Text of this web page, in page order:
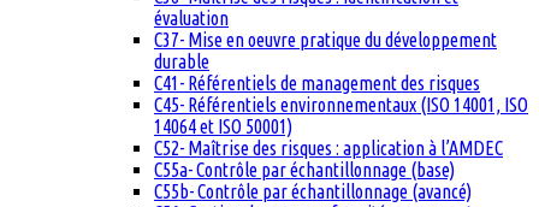
évaluation
C37- Mise en oeuvre pratique du développement
durable
C41- Référentiels de management des risques
C45- Référentiels environnementaux (ISO 14001, ISO
14064 et ISO 50001)
C52- Maîtrise des risques : application à l’AMDEC
C55a- Contrôle par échantillonnage (base)
C55b- Contrôle par échantillonnage (avancé)